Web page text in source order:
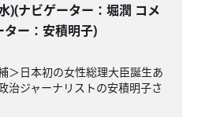
)(ナビゲーター：堀潤 コメ
ター：安積明子)
＞日本初の女性総理大臣誕生あ
治ジャーナリストの安積明子さ